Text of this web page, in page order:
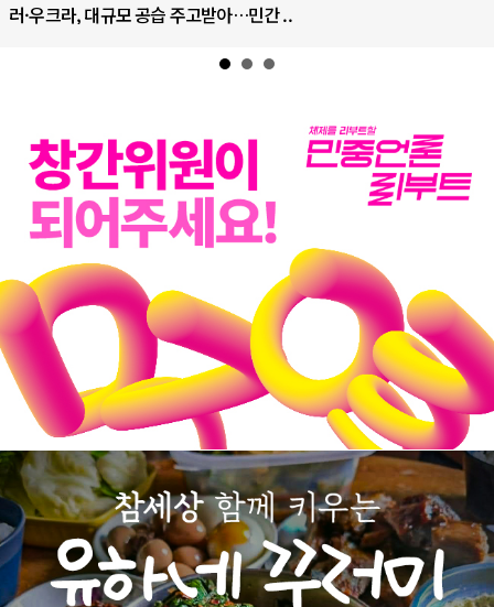
러·우크라, 대규모 공습 주고받아…민간 ..